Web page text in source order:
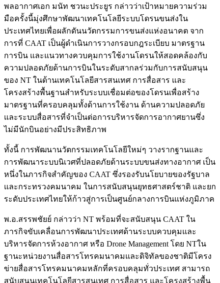
พลอากาศเอก มนัท ชวนะประยูร กล่าวว่าเป้าหมายความร่วม
มือครั้งนี้มุ่งศึกษาพัฒนาเทคโนโลยีระบบโดรนขนส่งใน
ประเทศไทยเพื่อผลักดันนวัตกรรมการขนส่งแห่งอนาคต จาก
การที่ CAAT เป็นผู้ดำเนินการวางกรอบกฎระเบียบ มาตรฐาน
การบิน และแนวทางควบคุมการใช้งานโดรนให้สอดคล้องกับ
ความปลอดภัยด้านการบินในระดับสากลร่วมกับการสนับสนุน
ของ NT ในด้านเทคโนโลยีสารสนเทศ การสื่อสาร และ
โครงสร้างพื้นฐานสำหรับระบบเชื่อมต่อของโดรนเพื่อสร้าง
มาตรฐานที่ครอบคลุมทั้งด้านการใช้งาน ด้านความปลอดภัย
และระบบสื่อสารที่จำเป็นต่อการบริหารจัดการอากาศยานซึ่ง
ไม่มีนักบินอย่างมีประสิทธิภาพ
ทั้งนี้ การพัฒนานวัตกรรมเทคโนโลยีใหม่ๆ วางรากฐานและ
การพัฒนาระบบนิเวศที่ปลอดภัยด้านระบบขนส่งทางอากาศ เป็น
หนึ่งในภารกิจสำคัญของ CAAT ซึ่งรองรับนโยบายของรัฐบาล
และกระทรวงคมนาคม ในการสนับสนุนยุทธศาสตร์ชาติ และยก
ระดับประเทศไทยให้ก้าวสู่การเป็นศูนย์กลางการบินแห่งภูมิภาค
พ.อ.สรรพชัยย์ กล่าวว่า NT พร้อมที่จะสนับสนุน CAAT ใน
ภารกิจขับเคลื่อนการพัฒนาประเทศด้านระบบควบคุมและ
บริหารจัดการห้วงอากาศ หรือ Drone Management โดย NTใน
ฐานะหน่วยงานสื่อสารโทรคมนาคมและดิจิทัลของชาติมีโครง
ข่ายสื่อสารโทรคมนาคมหลักที่ครอบคลุมทั่วประเทศ สามารถ
สนับสนุนเทคโนโลยีสารสนเทศ การสื่อสาร และโครงสร้างพื้น